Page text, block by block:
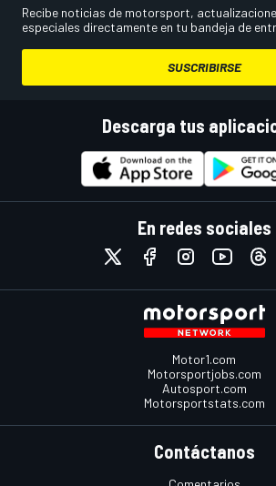
Recibe noticias de motorsport,
especiales directamente en tu bandeja de
SUSCRIBIRSE
Descarga tus
En redes sociales
Motor1.com
Motorsportjobs.com
Autosport.com
Motorsportstats.com
Contáctanos